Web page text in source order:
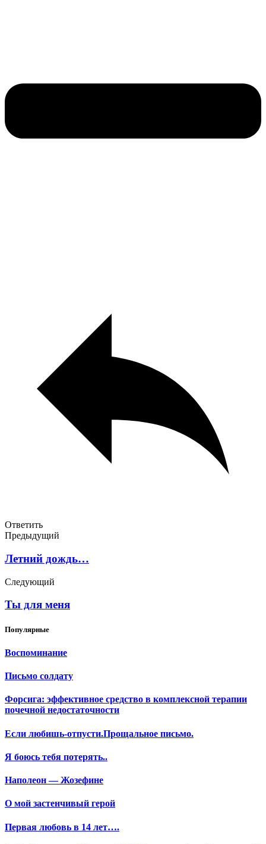
Ответить
Предыдущий
Летний дождь…
Следующий
Ты для меня
Популярные
Воспоминание
Письмо солдату
Форсига: эффективное средство в комплексной терапии
почечной недостаточности
Если любишь-отпусти.Прощальное письмо.
Я боюсь тебя потерять..
Наполеон — Жозефине
О мой застенчивый герой
Первая любовь в 14 лет….